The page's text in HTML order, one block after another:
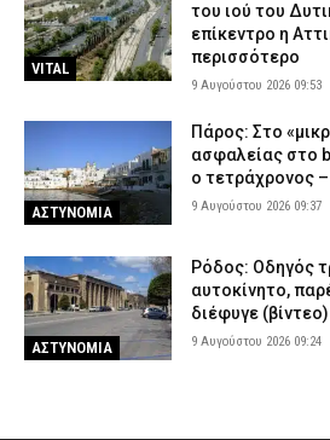
VITAL
του ιού του
επίκεντρο η
περισσότερο
9 Αυγούστου 2026 09:53
ΑΣΤΥΝΟΜΙΑ
Πάρος: Στο
ασφαλείας στο
ο τετράχρονος –
9 Αυγούστου 2026 09:37
ΑΣΤΥΝΟΜΙΑ
Ρόδος: Οδηγός
αυτοκίνητο,
διέφυγε (βίντεο)
9 Αυγούστου 2026 09:24